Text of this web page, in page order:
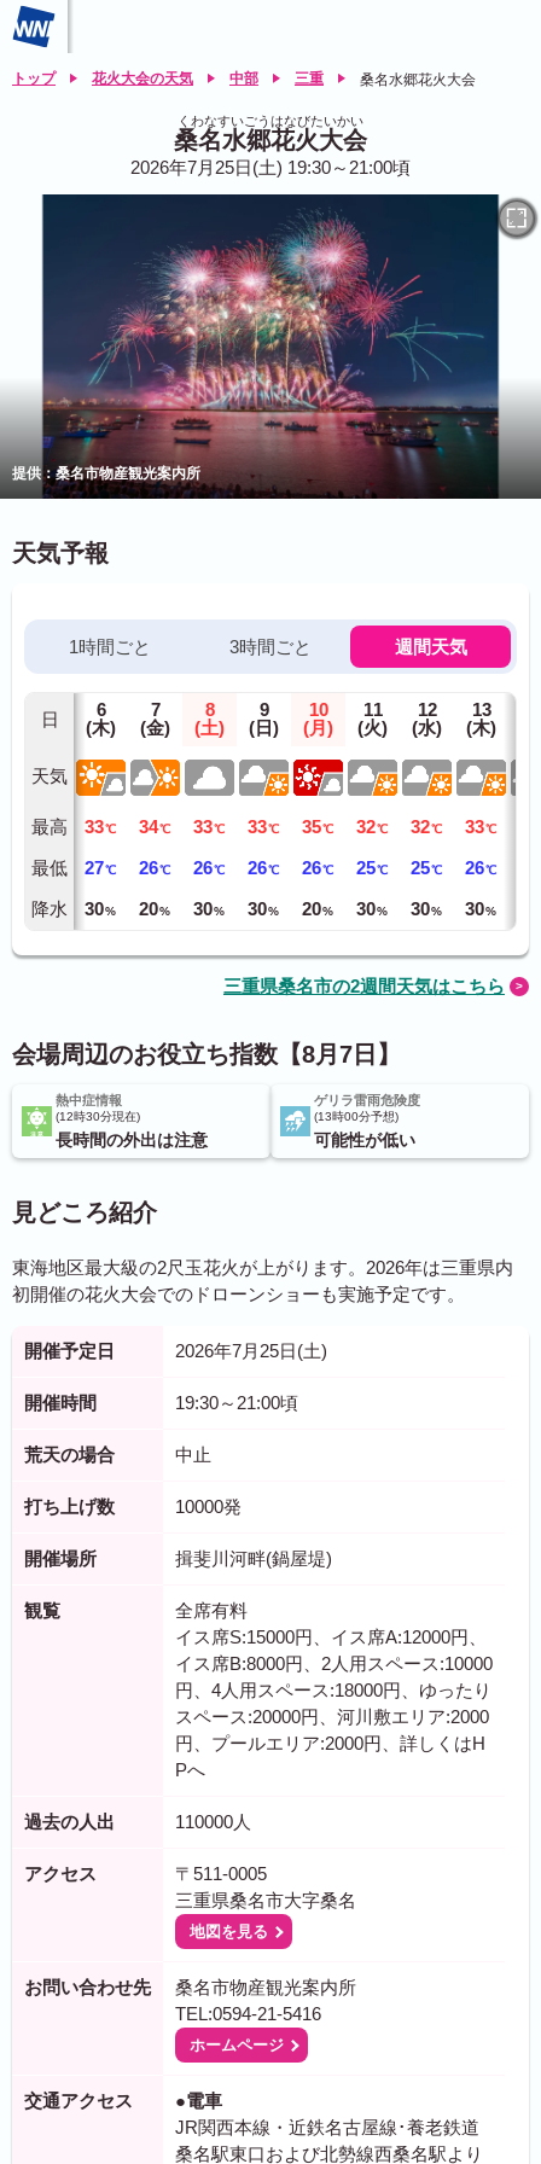
トップ 花火大会の天気 中部 三重 桑名水郷花火大会
くわなすいごうはなびたいかい
桑名水郷花火大会
2026年7月25日(土) 19:30～21:00頃
提供：桑名市物産観光案内所
天気予報
1時間ごと 3時間ごと 週間天気
日
天気
最高
最低
降水
6
(木)
33℃
27℃
30%
7
(金)
34℃
26℃
20%
8
(土)
33℃
26℃
30%
9
(日)
33℃
26℃
30%
10
(月)
35℃
26℃
20%
11
(火)
32℃
25℃
30%
12
(水)
32℃
25℃
30%
13
(木)
33℃
26℃
30%
三重県桑名市の2週間天気はこちら
会場周辺のお役立ち指数【8月7日】
熱中症情報
12時30分現在
長時間の外出は注意
ゲリラ雷雨危険度
13時00分予想
可能性が低い
見どころ紹介
東海地区最大級の2尺玉花火が上がります。2026年は三重県内
初開催の花火大会でのドローンショーも実施予定です。
開催予定日 2026年7月25日(土)
開催時間 19:30～21:00頃
荒天の場合 中止
打ち上げ数 10000発
開催場所 揖斐川河畔(鍋屋堤)
観覧
全席有料
イス席S:15000円、イス席A:12000円、
イス席B:8000円、2人用スペース:10000
円、4人用スペース:18000円、ゆったり
スペース:20000円、河川敷エリア:2000
円、プールエリア:2000円、詳しくはH
Pへ
過去の人出 110000人
アクセス
〒511-0005
三重県桑名市大字桑名
地図を見る
お問い合わせ先
桑名市物産観光案内所
TEL:0594-21-5416
ホームページ
交通アクセス
●電車
JR関西本線・近鉄名古屋線･養老鉄道
桑名駅東口および北勢線西桑名駅より